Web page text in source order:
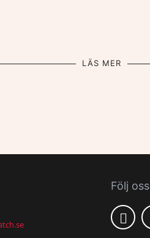
LÄS MER
Följ oss